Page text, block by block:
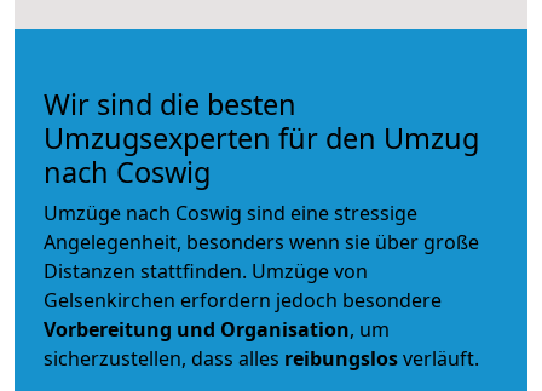
Wir sind die besten
Umzugsexperten für den Umzug
nach Coswig
Umzüge nach Coswig sind eine stressige
Angelegenheit, besonders wenn sie über große
Distanzen stattfinden. Umzüge von
Gelsenkirchen erfordern jedoch besondere
Vorbereitung und Organisation, um
sicherzustellen, dass alles reibungslosverläuft.